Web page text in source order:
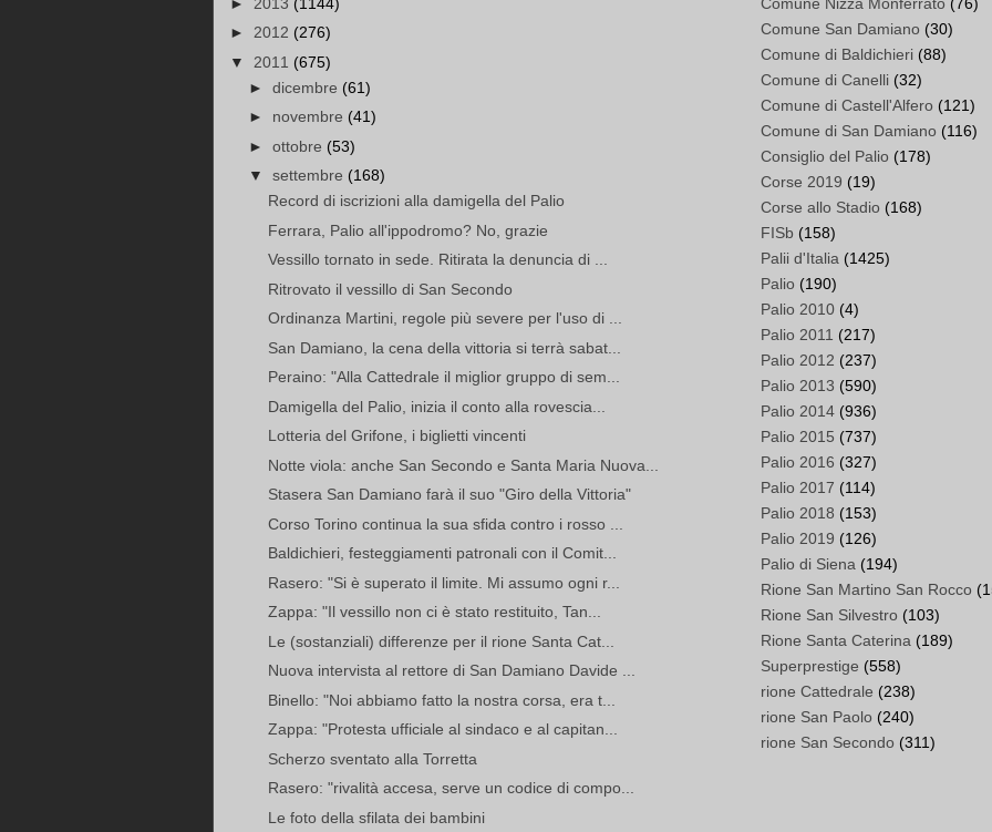
► 2012 (276)
▼ 2011 (675)
► dicembre (61)
► novembre (41)
► ottobre (53)
▼ settembre (168)
Record di iscrizioni alla damigella del Palio
Ferrara, Palio all'ippodromo? No, grazie
Vessillo tornato in sede. Ritirata la denuncia di ...
Ritrovato il vessillo di San Secondo
Ordinanza Martini, regole più severe per l'uso di ...
San Damiano, la cena della vittoria si terrà sabat...
Peraino: "Alla Cattedrale il miglior gruppo di sem...
Damigella del Palio, inizia il conto alla rovescia...
Lotteria del Grifone, i biglietti vincenti
Notte viola: anche San Secondo e Santa Maria Nuova...
Stasera San Damiano farà il suo "Giro della Vittoria"
Corso Torino continua la sua sfida contro i rosso ...
Baldichieri, festeggiamenti patronali con il Comit...
Rasero: "Si è superato il limite. Mi assumo ogni r...
Zappa: "Il vessillo non ci è stato restituito, Tan...
Le (sostanziali) differenze per il rione Santa Cat...
Nuova intervista al rettore di San Damiano Davide ...
Binello: "Noi abbiamo fatto la nostra corsa, era t...
Zappa: "Protesta ufficiale al sindaco e al capitan...
Scherzo sventato alla Torretta
Rasero: "rivalità accesa, serve un codice di compo...
Le foto della sfilata dei bambini
Comune Nizza Monferrato (76)
Comune San Damiano (30)
Comune di Baldichieri (88)
Comune di Canelli (32)
Comune di Castell'Alfero (121)
Comune di San Damiano (116)
Consiglio del Palio (178)
Corse 2019 (19)
Corse allo Stadio (168)
FISb (158)
Palii d'Italia (1425)
Palio (190)
Palio 2010 (4)
Palio 2011 (217)
Palio 2012 (237)
Palio 2013 (590)
Palio 2014 (936)
Palio 2015 (737)
Palio 2016 (327)
Palio 2017 (114)
Palio 2018 (153)
Palio 2019 (126)
Palio di Siena (194)
Rione San Martino San Rocco
Rione San Silvestro (103)
Rione Santa Caterina (189)
Superprestige (558)
rione Cattedrale (238)
rione San Paolo (240)
rione San Secondo (311)